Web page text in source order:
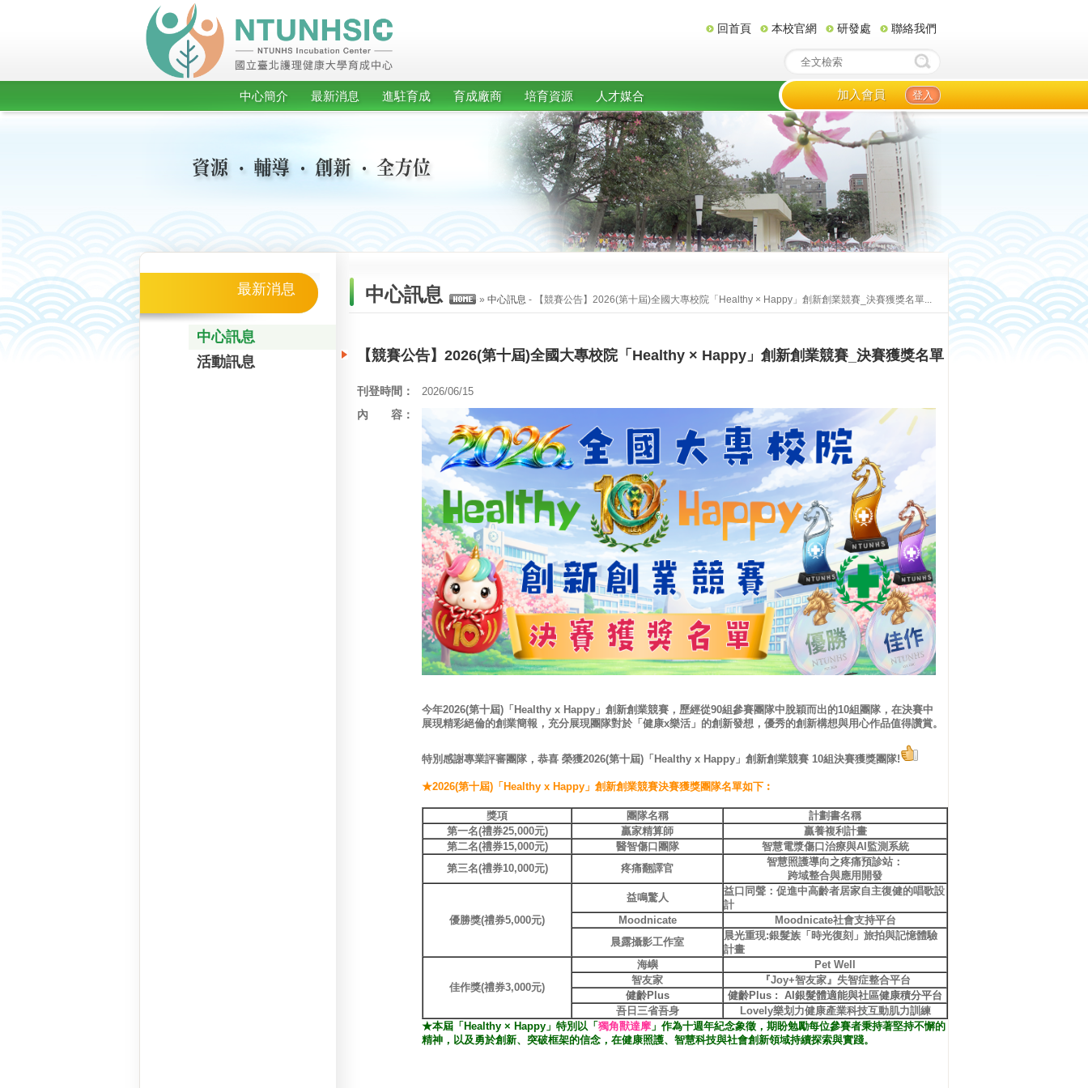
回首頁 本校官網 研發處 聯絡我們
加入會員 登入
中心簡介 最新消息 進駐育成 育成廠商 培育資源 人才媒合
最新消息
中心訊息
活動訊息
中心訊息 News » 中心訊息 - 【競賽公告】2026(第十屆)全國大專校院「Healthy × Happy」創新創業競賽_決賽獲獎名單...
【競賽公告】2026(第十屆)全國大專校院「Healthy × Happy」創新創業競賽_決賽獲獎名單
刊登時間： 2026/06/15
內 容：
今年2026(第十屆)「Healthy x Happy」創新創業競賽，歷經從90組參賽團隊中脫穎而出的10組團隊，在決賽中
展現精彩絕倫的創業簡報，充分展現團隊對於「健康x樂活」的創新發想，優秀的創新構想與用心作品值得讚賞。
特別感謝專業評審團隊，恭喜 榮獲2026(第十屆)「Healthy x Happy」創新創業競賽 10組決賽獲獎團隊!
★2026(第十屆)「Healthy x Happy」創新創業競賽決賽獲獎團隊名單如下︰
獎項 團隊名稱
計劃書名稱
第一名(禮券25,000元)
贏家精算師
贏養複利計畫
第二名(禮券15,000元)
醫智傷口團隊 智慧電漿傷口治療與AI監測系統
第三名(禮券10,000元)
疼痛翻譯官
智慧照護導向之疼痛預診站：
跨域整合與應用開發
優勝獎(禮券5,000元)
益鳴驚人
益口同聲： 促進中高齡者居家自主復健的唱歌設
計
Moodnicate
Moodnicate社會支持平台
晨露攝影工作室
晨光重現:銀髮族「時光復刻」旅拍與記憶體驗
計畫
佳作獎(禮券3,000元)
海嶼
Pet Well
智友家
『Joy+智友家』失智症整合平台
健齡Plus
健齡Plus : AI銀髮體適能與社區健康積分平台
吾日三省吾身
Lovely樂划力健康產業科技互動肌力訓練
★本屆「Healthy × Happy」特別以「 獨角獸達摩 」作為十週年紀念象徵，期盼勉勵每位參賽者秉持著堅持不懈的
精神，以及勇於創新、突破框架的信念，在健康照護、智慧科技與社會創新領域持續探索與實踐。